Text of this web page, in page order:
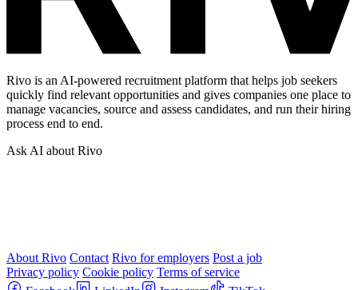
Rivo is an AI-powered recruitment platform that helps job seekers
quickly find relevant opportunities and gives companies one place to
manage vacancies, source and assess candidates, and run their hiring
process end to end.
Ask AI about Rivo
About Rivo Contact Rivo for employers Post a job
Privacy policy Cookie policy Terms of service